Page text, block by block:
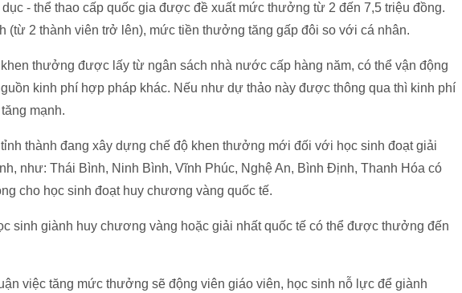
- thể thao cấp quốc gia được đề xuất mức thưởng từ 2 đến 7,5 triệu đồng.
(từ 2 thành viên trở lên), mức tiền thưởng tăng gấp đôi so với cá nhân.
thưởng được lấy từ ngân sách nhà nước cấp hàng năm, có thể vận động
kinh phí hợp pháp khác. Nếu như dự thảo này được thông qua thì kinh phí
mạnh.
thành đang xây dựng chế độ khen thưởng mới đối với học sinh đoạt giải
như: Thái Bình, Ninh Bình, Vĩnh Phúc, Nghệ An, Bình Định, Thanh Hóa có
cho học sinh đoạt huy chương vàng quốc tế.
sinh giành huy chương vàng hoặc giải nhất quốc tế có thể được thưởng đến
việc tăng mức thưởng sẽ động viên giáo viên, học sinh nỗ lực để giành